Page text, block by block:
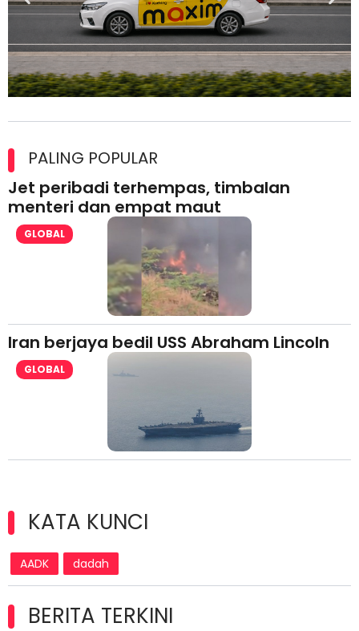
lesen separuh pertama 2026
PALING POPULAR
Jet peribadi terhempas, timbalan
menteri dan empat maut
GLOBAL
Iran berjaya bedil USS Abraham Lincoln
GLOBAL
KATA KUNCI
AADK dadah
BERITA TERKINI